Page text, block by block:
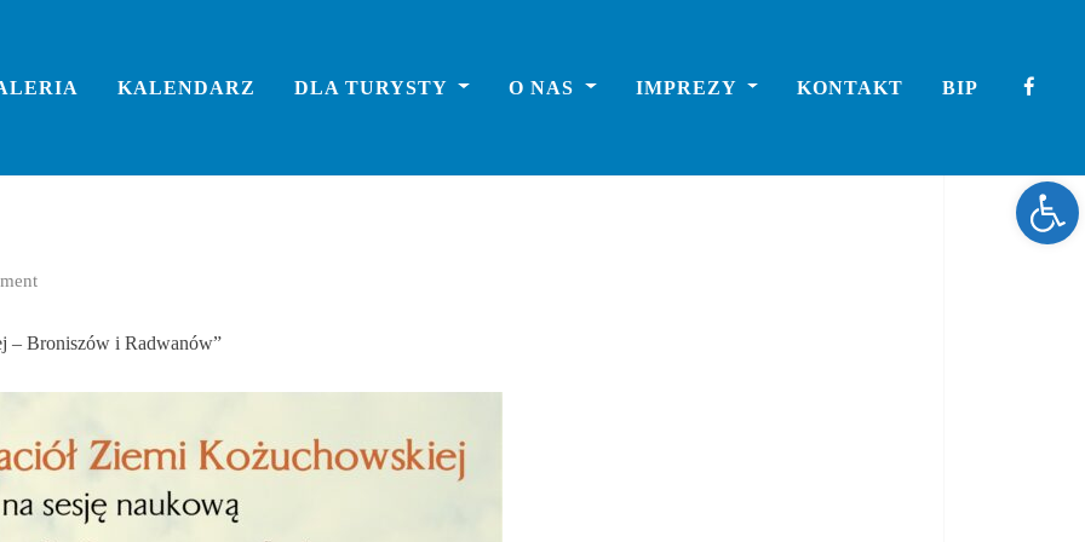
KALENDARZ DLA TURYSTY O NAS IMPREZY KONTAKT BIP
– Broniszów i Radwanów”